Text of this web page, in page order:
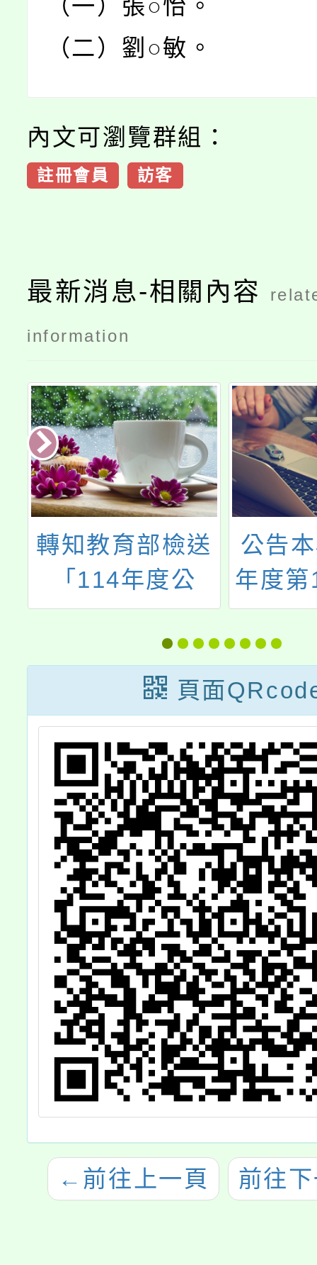
（一）張○怡。
（二）劉○敏。
內文可瀏覽群組：
註冊會員 訪客
最新消息-相關內容
information
轉知教育部檢送
「114年度公
（政）務人員退
休（職）金其他
現金給與補償金
每一基數發給數
額對照表」
公告
年度
次教
人員
頁面
← 前往上一頁 前往